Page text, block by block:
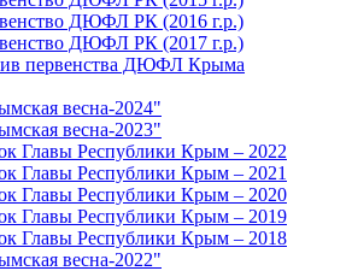
ДЮФЛ РК (2016 г.р.)
ДЮФЛ РК (2017 г.р.)
первенства ДЮФЛ Крыма
весна-2024"
весна-2023"
Главы Республики Крым – 2022
Главы Республики Крым – 2021
Главы Республики Крым – 2020
Главы Республики Крым – 2019
Главы Республики Крым – 2018
весна-2022"